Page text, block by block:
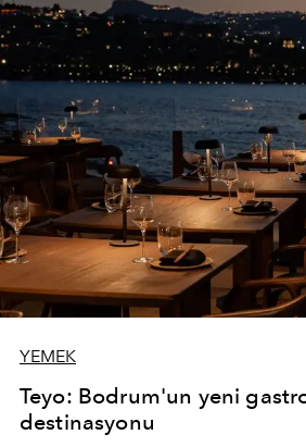
ve yiyecek alternatifleri yazın
YEMEK
Teyo: Bodrum'un yeni
destinasyonu